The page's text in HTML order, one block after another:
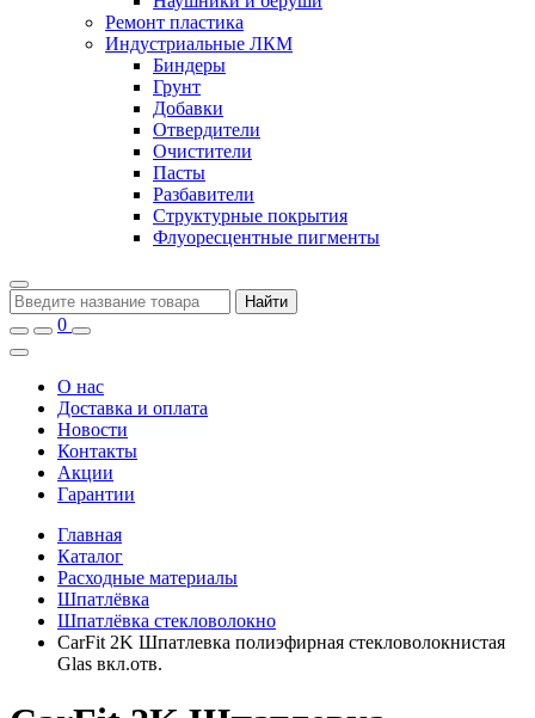
Ремонт пластика
Индустриальные ЛКМ
Биндеры
Грунт
Добавки
Отвердители
Очистители
Пасты
Разбавители
Структурные покрытия
Флуоресцентные пигменты
Найти
0
О нас
Доставка и оплата
Новости
Контакты
Акции
Гарантии
Главная
Каталог
Расходные материалы
Шпатлёвка
Шпатлёвка стекловолокно
CarFit 2K Шпатлевка полиэфирная стекловолокнистая
Glas вкл.отв.